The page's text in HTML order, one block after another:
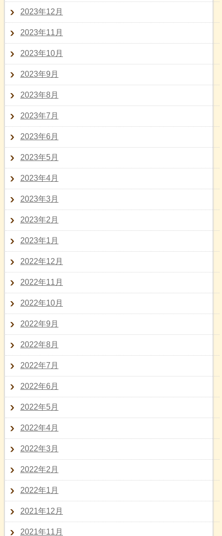
2023年12月
2023年11月
2023年10月
2023年9月
2023年8月
2023年7月
2023年6月
2023年5月
2023年4月
2023年3月
2023年2月
2023年1月
2022年12月
2022年11月
2022年10月
2022年9月
2022年8月
2022年7月
2022年6月
2022年5月
2022年4月
2022年3月
2022年2月
2022年1月
2021年12月
2021年11月